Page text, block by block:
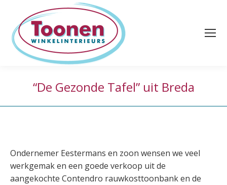
“De Gezonde Tafel” uit Breda
Ondernemer Eestermans en zoon wensen we veel
werkgemak en een goede verkoop uit de
aangekochte Contendro rauwkosttoonbank en de